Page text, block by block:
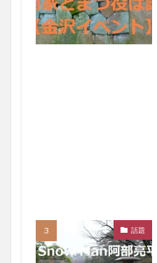
話題